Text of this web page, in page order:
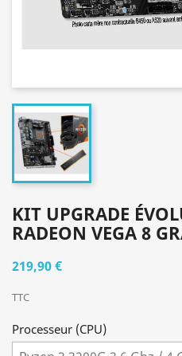
KIT UPGRADE
RADEON VEGA 8
219,90 €
TTC
Processeur (CPU)